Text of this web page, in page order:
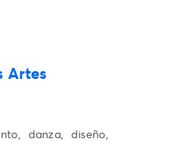
Artes
danza, diseño,